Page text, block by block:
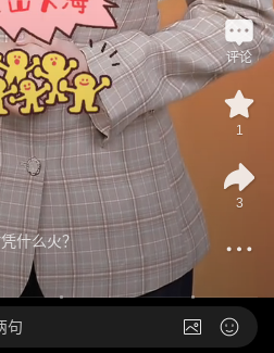
什么火？
评论
1
3
句